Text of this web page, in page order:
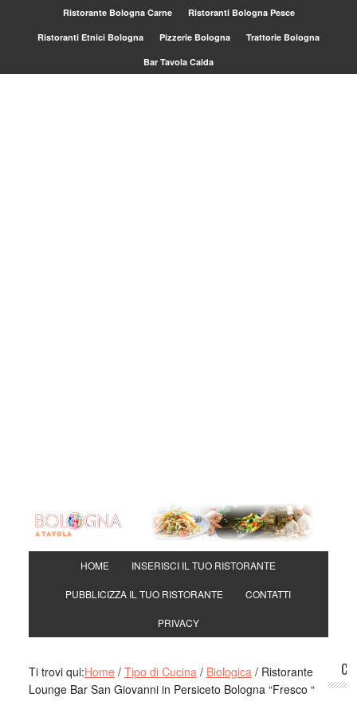
Ristorante Bologna Carne Ristoranti Bologna Pesce
Ristoranti Etnici Bologna Pizzerie Bologna Trattorie Bologna
Bar Tavola Calda
HOME INSERISCI IL TUO RISTORANTE
PUBBLICIZZA IL TUO RISTORANTE CONTATTI
PRIVACY
Ti trovi qui:Home / Tipo di Cucina / Biologica /Ristorante
Lounge Bar San Giovanni in Persiceto Bologna “Fresco “